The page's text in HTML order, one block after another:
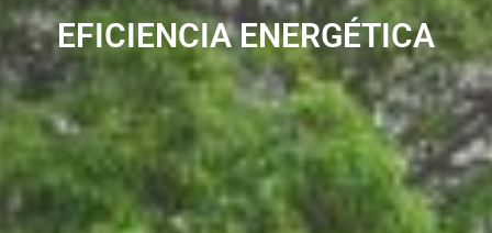
EFICIENCIA ENERGÉTICA